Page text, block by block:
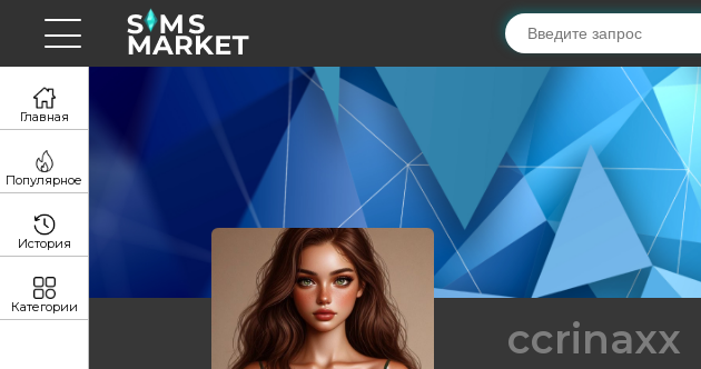
ccrinaxx
Главная
Популярное
История
Категории